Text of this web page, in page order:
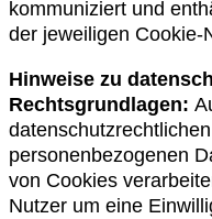
kommuniziert und
der jeweiligen Cookie-
Hinweise zu
Rechtsgrundlagen:
personenbezogenen
von Cookies
Nutzer um eine